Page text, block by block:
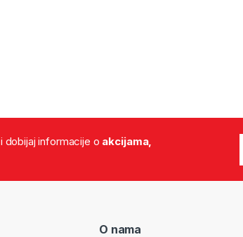
i dobijaj informacije o akcijama,
O nama